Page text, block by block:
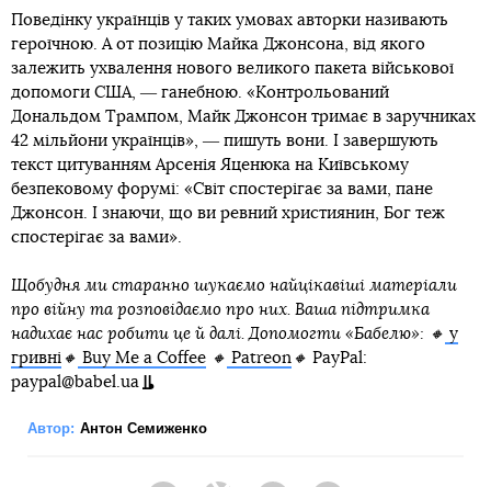
Поведінку українців у таких умовах авторки називають
героїчною. А от позицію Майка Джонсона, від якого
залежить ухвалення нового великого пакета військової
допомоги США, ― ганебною. «Контрольований
Дональдом Трампом, Майк Джонсон тримає в заручниках
42 мільйони українців», ― пишуть вони. І завершують
текст цитуванням Арсенія Яценюка на Київському
безпековому форумі: «Світ спостерігає за вами, пане
Джонсон. І знаючи, що ви ревний християнин, Бог теж
спостерігає за вами».
Щобудня ми старанно шукаємо найцікавіші матеріали
про війну та розповідаємо про них. Ваша підтримка
надихає нас робити це й далі. Допомогти «Бабелю»: 🔸 у
гривні 🔸 Buy Me a Coffee 🔸 Patreon 🔸 PayPal:
paypal@babel.ua
Автор: Антон Семиженко